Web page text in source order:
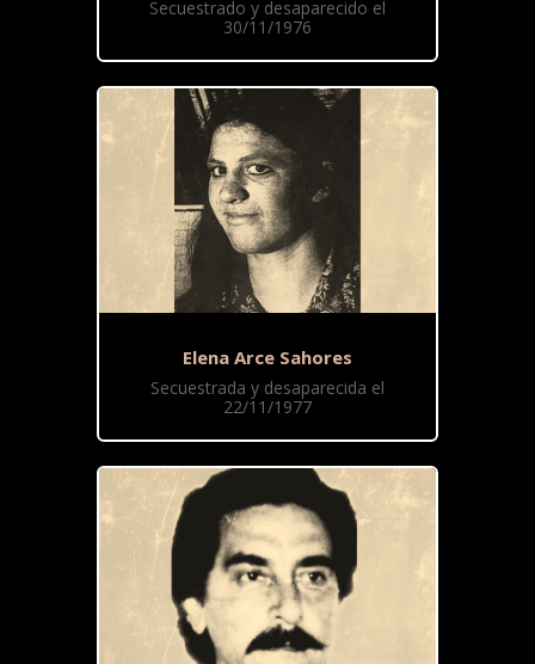
Secuestrado y desaparecido el
30/11/1976
Elena Arce Sahores
Secuestrada y desaparecida el
22/11/1977